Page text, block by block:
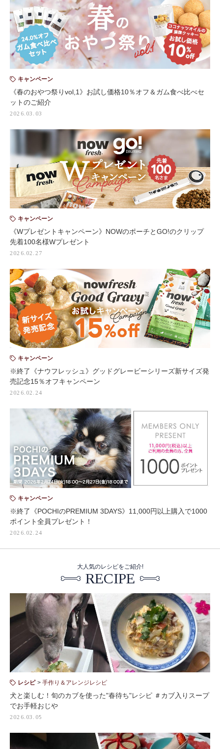
キャンペーン
《春のおやつ祭りvol,1》お試し価格10％オフ＆ガム食べ比べセ
ットのご紹介
2026.03.03
キャンペーン
《Wプレゼントキャンペーン》NOWのポーチとGO!のクリップ
先着100名様Wプレゼント
2026.02.27
キャンペーン
※終了《ナウフレッシュ》グッドグレービーシリーズ新サイズ発
売記念15％オフキャンペーン
2026.02.24
キャンペーン
※終了《POCHIのPREMIUM 3DAYS》11,000円以上購入で1000
ポイント全員プレゼント！
2026.02.24
大人気のレシピをご紹介!
RECIPE
レシピ 手作り＆アレンジレシピ
犬と楽しむ！旬のカブを使った"春待ち"レシピ ＃カブ入りスープ
でお手軽おじや
2026.03.05